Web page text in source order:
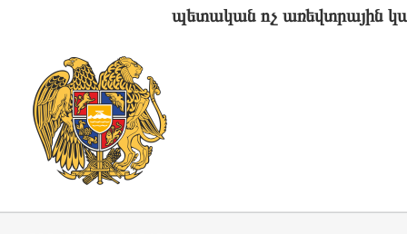
պետական ոչ առեվտրային